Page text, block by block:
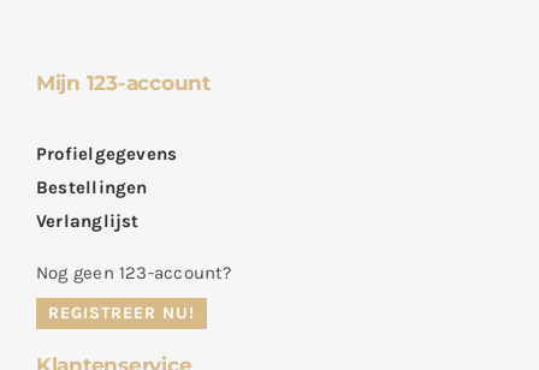
Mijn 123-account
Profielgegevens
Bestellingen
Verlanglijst
Nog geen 123-account?
REGISTREER NU!
Klantenservice